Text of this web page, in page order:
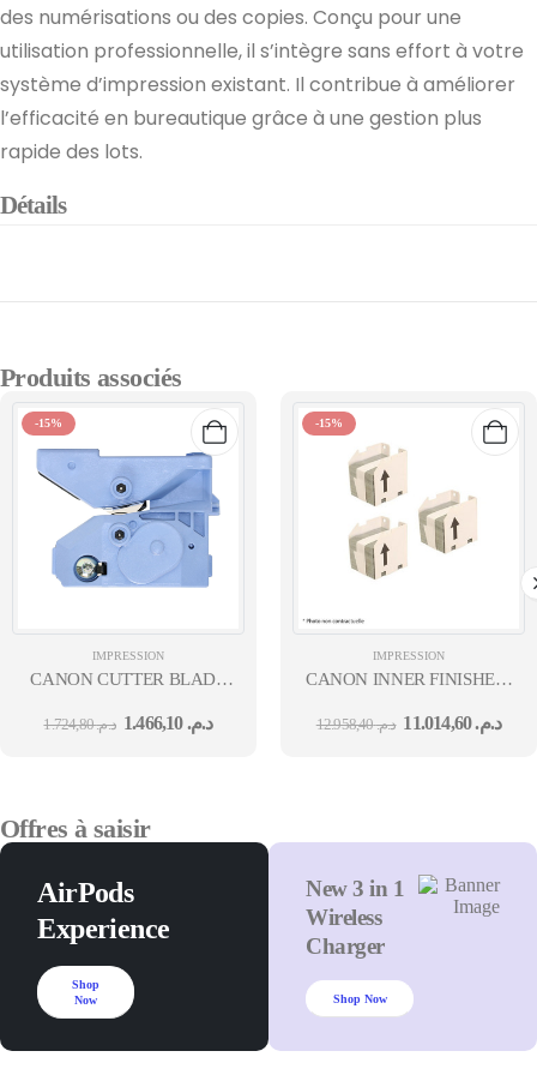
des numérisations ou des copies. Conçu pour une
utilisation professionnelle, il s’intègre sans effort à votre
système d’impression existant. Il contribue à améliorer
l’efficacité en bureautique grâce à une gestion plus
rapide des lots.
Détails
Produits associés
-15%
IMPRESSION
CANON CUTTER BLADE
د.م.1.724,80 د.م.1.466,10
-15%
IMPRESSION
CANON INNER FINISHER-
د.م.12.958,40 د.م.11.014,60
Offres à saisir
AirPods
Experience
Shop
Now
New 3 in 1
Wireless
Charger
Shop Now